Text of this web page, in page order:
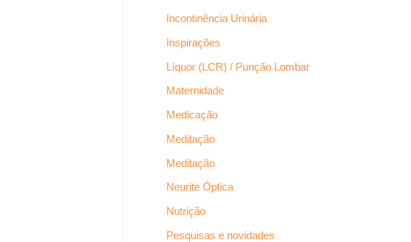
Incontinência Urinária
Inspirações
Líquor (LCR) / Punção Lombar
Maternidade
Medicação
Meditação
Meditação
Neurite Óptica
Nutrição
Pesquisas e novidades